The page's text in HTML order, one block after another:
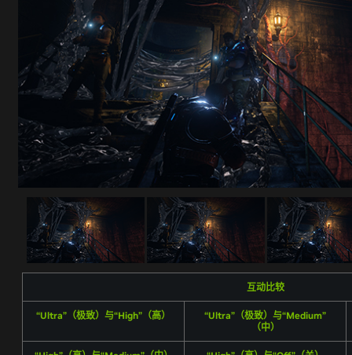
互动比较
“Ultra”（极致）与“High”（高）
“Ultra”（极致）与“Medium”
（中）